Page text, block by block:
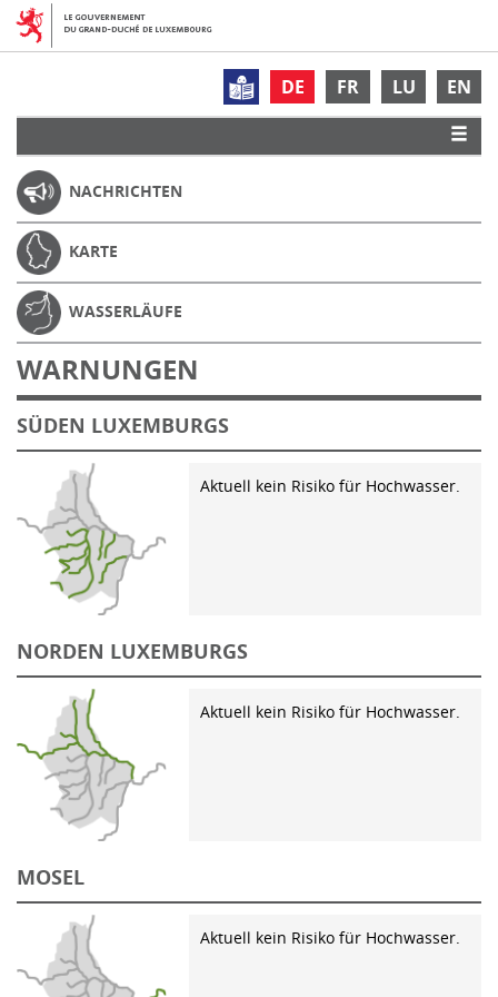
DE FR LU EN
NACHRICHTEN
KARTE
WASSERLÄUFE
WARNUNGEN
SÜDEN LUXEMBURGS
Aktuell kein Risiko für Hochwasser.
NORDEN LUXEMBURGS
Aktuell kein Risiko für Hochwasser.
MOSEL
Aktuell kein Risiko für Hochwasser.